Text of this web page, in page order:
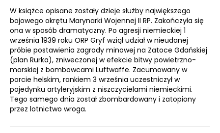
W książce opisane zostały dzieje służby największego
bojowego okrętu Marynarki Wojennej II RP. Zakończyła się
ona w sposób dramatyczny. Po agresji niemieckiej 1
września 1939 roku ORP Gryf wziął udział w nieudanej
próbie postawienia zagrody minowej na Zatoce Gdańskiej
(plan Rurka), zniweczonej w efekcie bitwy powietrzno-
morskiej z bombowcami Luftwaffe. Zacumowany w
porcie helskim, rankiem 3 września uczestniczył w
pojedynku artyleryjskim z niszczycielami niemieckimi.
Tego samego dnia został zbombardowany i zatopiony
przez lotnictwo wroga.